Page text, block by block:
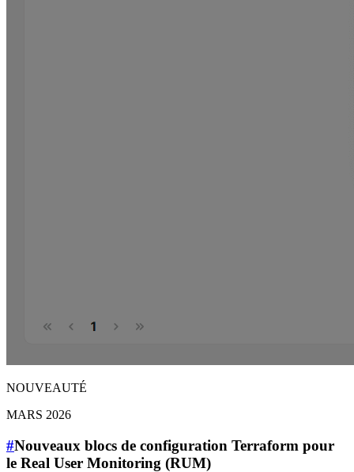
NOUVEAUTÉ
MARS 2026
#Nouveaux blocs de configuration Terraform pour
le Real User Monitoring (RUM)